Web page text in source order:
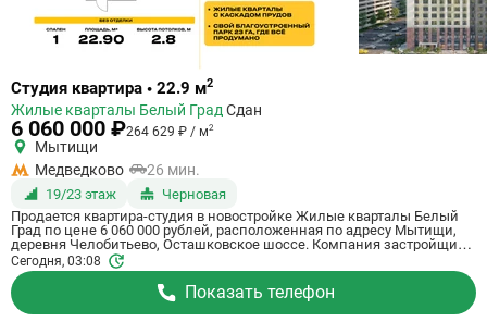
Ссылка
квартиру
Студия квартира • 22.9 м2
Жилые кварталы Белый Град Сдан
6 060 000 ₽264 629 ₽ / м2
Мытищи
Медведково
26 мин.
19/23 этаж
Черновая
Продается квартира-студия в новостройке Жилые кварталы Белый
Град по цене 6 060 000 рублей, расположенная по адресу Мытищи,
деревня Челобитьево, Осташковское шоссе. Компания застройщик
Ingrad. Квартира сдается в III квартале 2026 года с черновой отделкой,
в 26 минутах на машине от метро Медведково. Общая площадь
квартиры - 22.9 м². Этаж 19 из 23. ID квартиры на СтройкиРУ 759043,
сообщите его когда будете звонить.
Сегодня, 03:08
Показать телефон